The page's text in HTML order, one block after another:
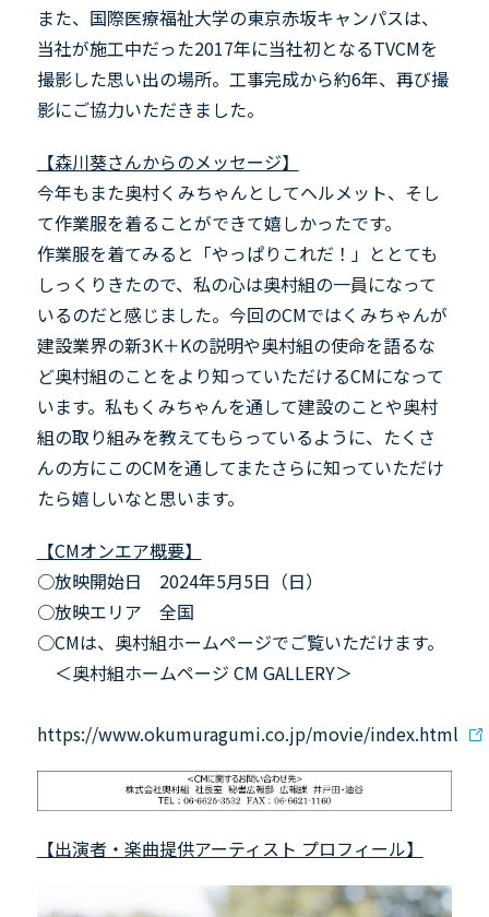
また、国際医療福祉大学の東京赤坂キャンパスは、
当社が施工中だった2017年に当社初となるTVCMを
撮影した思い出の場所。工事完成から約6年、再び撮
影にご協力いただきました。
【森川葵さんからのメッセージ】
今年もまた奥村くみちゃんとしてヘルメット、そし
て作業服を着ることができて嬉しかったです。
作業服を着てみると「やっぱりこれだ！」ととても
しっくりきたので、私の心は奥村組の一員になって
いるのだと感じました。今回のCMではくみちゃんが
建設業界の新3K＋Kの説明や奥村組の使命を語るな
ど奥村組のことをより知っていただけるCMになって
います。私もくみちゃんを通して建設のことや奥村
組の取り組みを教えてもらっているように、たくさ
んの方にこのCMを通してまたさらに知っていただけ
たら嬉しいなと思います。
【CMオンエア概要】
○放映開始日 2024年5月5日（日）
○放映エリア 全国
○CMは、奥村組ホームページでご覧いただけます。
＜奥村組ホームページ CM GALLERY＞
https://www.okumuragumi.co.jp/movie/index.html
【出演者・楽曲提供アーティスト プロフィール】